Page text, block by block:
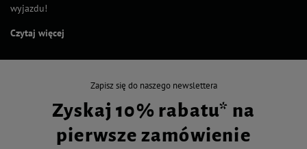
wyjazdu!
Czytaj więcej
Zapisz się do naszego newslettera
Zyskaj 10% rabatu* na
pierwsze zamówienie